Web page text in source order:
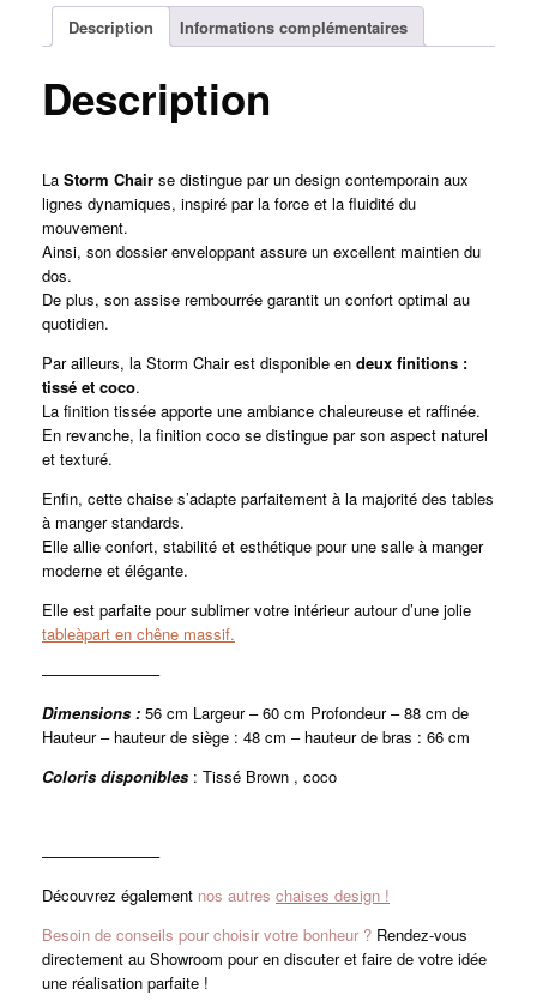
Description Informations complémentaires
Description
La Storm Chair se distingue par un design contemporain aux
lignes dynamiques, inspiré par la force et la fluidité du
mouvement.
Ainsi, son dossier enveloppant assure un excellent maintien du
dos.
De plus, son assise rembourrée garantit un confort optimal au
quotidien.
Par ailleurs, la Storm Chair est disponible en deux finitions :
tissé et coco.
La finition tissée apporte une ambiance chaleureuse et raffinée.
En revanche, la finition coco se distingue par son aspect naturel
et texturé.
Enfin, cette chaise s’adapte parfaitement à la majorité des tables
à manger standards.
Elle allie confort, stabilité et esthétique pour une salle à manger
moderne et élégante.
Elle est parfaite pour sublimer votre intérieur autour d’une jolie
tableàpart en chêne massif.
———————–
Dimensions : 56 cm Largeur – 60 cm Profondeur – 88 cm de
Hauteur – hauteur de siège : 48 cm – hauteur de bras : 66 cm
Coloris disponibles : Tissé Brown , coco
———————–
Découvrez également nos autres chaises design !
Besoin de conseils pour choisir votre bonheur ? Rendez-vous
directement au Showroom pour en discuter et faire de votre idée
une réalisation parfaite !